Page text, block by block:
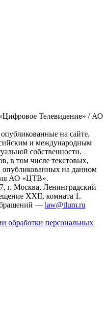
Телевидение» / АО
на сайте,
и международным
собственности.
в том числе текстовых,
опубликованных на данном
АО «ЦТВ».
г. Москва, Ленинградский
XXII, комната 1.
— law@tlum.ru
обработки персональных